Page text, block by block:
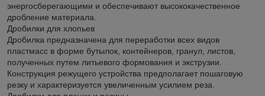
энергосберегающими и обеспечивают высококачественное
дробление материала.
Дробилки для хлопьев
Дробилка предназначена для переработки всех видов
пластмасс в форме бутылок, контейнеров, гранул, листов,
полученных путем литьевого формования и экструзии.
Конструкция режущего устройства предполагает пошаговую
резку и характеризуется увеличенным усилием реза.